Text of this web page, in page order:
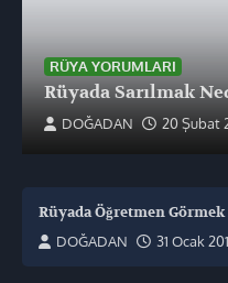
RÜYA YORUMLARI
Rüyada Sarılmak
DOĞADAN 20 Şubat
Rüyada Öğretmen Görmek
DOĞADAN
31 Ocak